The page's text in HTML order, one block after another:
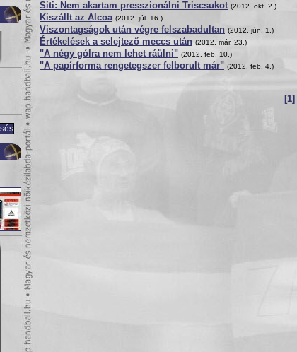
Siti: Nem akartam presszionálni Triscsukot (2012. okt. 2.)
Kiszállt az Alcoa (2012. júl. 16.)
Viszontagságok után végre felszabadultan (2012. jún. 1.)
Értékelések a selejtező meccs után (2012. már. 23.)
"A négy gólra nem lehet ráülni" (2012. feb. 10.)
"A papírforma rengetegszer felborult már" (2012. feb. 4.)
[1]